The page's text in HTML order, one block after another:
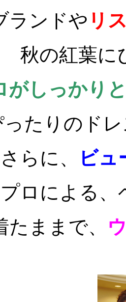
ランドや リ
秋の紅葉に
がしっかり
ったりのド
さらに、
ビュ
ロによる
たままで、